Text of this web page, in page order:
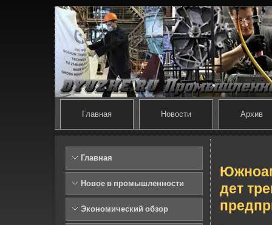
Главная Новости Архив
Главная
Новое в промышленности
Экономический обзор
де­т